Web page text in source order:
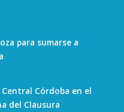
para sumarse a
Córdoba en el
del Clausura